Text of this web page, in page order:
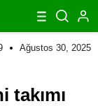
Ağustos 30, 2025
takımı